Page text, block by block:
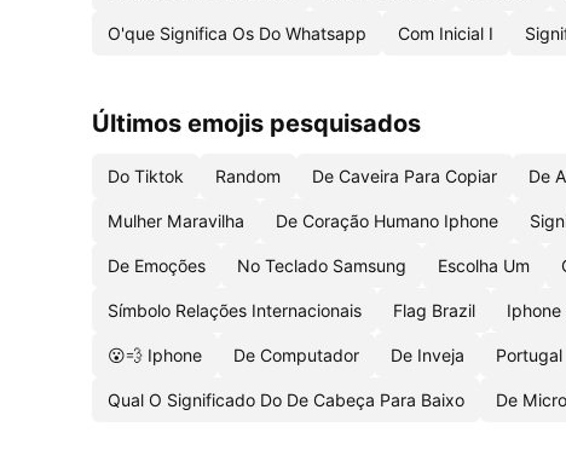
O'que Significa Os Do Whatsapp Com Inicial I
Últimos emojis pesquisados
Do Tiktok Random De Caveira Para Copiar De
Mulher Maravilha De Coração Humano Iphone
De Emoções No Teclado Samsung Escolha Um
Símbolo Relações Internacionais Flag Brazil Iphone
😮💨 Iphone De Computador De Inveja Portugal
Qual O Significado Do De Cabeça Para Baixo De